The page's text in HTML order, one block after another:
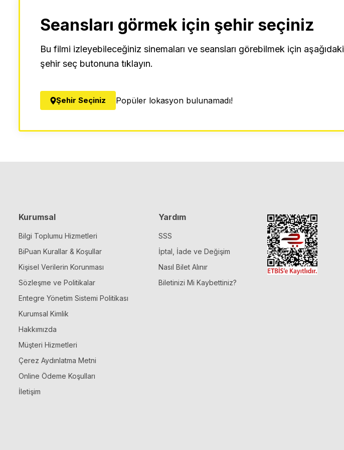
Seansları görmek için şehir seçiniz
Bu filmi izleyebileceğiniz sinemaları ve seansları görebilmek için aşağıdaki
şehir seç butonuna tıklayın.
Şehir Seçiniz Popüler lokasyon bulunamadı!
Kurumsal
Bilgi Toplumu Hizmetleri
BiPuan Kurallar & Koşullar
Kişisel Verilerin Korunması
Sözleşme ve Politikalar
Entegre Yönetim Sistemi Politikası
Kurumsal Kimlik
Hakkımızda
Müşteri Hizmetleri
Çerez Aydınlatma Metni
Online Ödeme Koşulları
İletişim
Yardım
SSS
İptal, İade ve Değişim
Nasıl Bilet Alınır
Biletinizi Mi Kaybettiniz?